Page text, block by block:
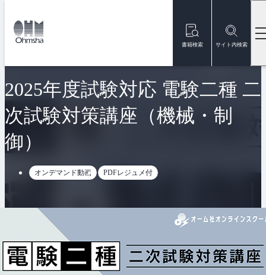
書籍検索 サイト内検索
トップ
2025年度試験対応 電験二種 二
次試験対策講座（機械・制
御）
オンデマンド動画 PDFレジュメ付